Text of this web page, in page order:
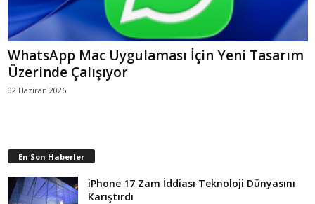
WhatsApp Mac Uygulaması İçin Yeni Tasarım
Üzerinde Çalışıyor
02 Haziran 2026
En Son Haberler
iPhone 17 Zam İddiası Teknoloji Dünyasını
Karıştırdı